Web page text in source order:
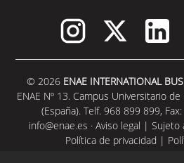
© 2026 ENAE INTERNATIONAL
ENAE Nº 13. Campus Universitario
(España). Telf. 968 899 899,
info@enae.es · Aviso legal | Sujeto
Política de privacidad |